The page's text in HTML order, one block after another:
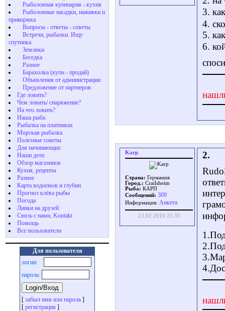
Рыболовная кулинария - кухня
Рыболовные насадки, наживки и
прикормка
Вопросы - ответы - советы
Встречи, рыбалки. Ищу
спутника.
Земляки
Беседка
Разное
Барахолка (купи - продай)
Объявления от администрации
Предложение от партнеров
Где ловить?
Чем ловить/ снаряжение?
На что ловить?
Наша рыба
Рыбалка на платниках
Морская рыбалка
Полезные советы
Для начинающих
Наши дети
Обзор магазинов
Кухня, рецепты
Разное
Карта водоемов и глубин
Прогноз клёва рыбы
Погода
Линки на друзей
Связь с нами, Kontakt
Помощь
Все пользователи
Для пользователя
логин:
пароль:
[ забыл имя или пароль ]
[ регистрация ]
3.
4.
5.
6.
Karp
Страна: Германия
Город.: Crailsheim
Рыба: КАРП
Сообщений: 309
Информация: Aнкета
23.02.2010 21:35
2.